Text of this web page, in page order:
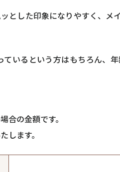
とした印象になりやすく、
いるという方はもちろん、
合の金額です。
します。